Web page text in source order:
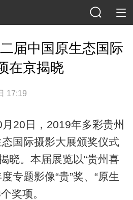
届中国原生态国际
在京揭晓
17:19
月20日，2019年多彩贵州
国际摄影大展颁奖仪式
晓。本届展览以“贵州喜
专题影像“贵”奖、“原生
奖项。